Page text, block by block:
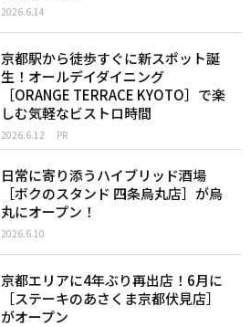
2026.6.14
京都駅から徒歩すぐに新スポット誕
生！オールデイダイニング
［ORANGE TERRACE KYOTO］で楽
しむ気軽なビストロ時間
2026.6.12 PR
日常に寄り添うハイブリッド酒場
［ボクのスタンド 四条烏丸店］が烏
丸にオープン！
2026.6.10
京都エリアに4年ぶり再出店！6月に
［ステーキのあさくま京都伏見店］
がオープン